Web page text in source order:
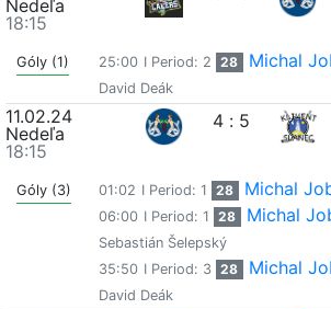
Nedeľa
18:15
Góly (1) 25:00 I Period: 2 28 Michal
David Deák
11.02.24
Nedeľa
18:15
4 : 5
Góly (3) 01:02 I Period: 1 28 Michal
06:00 I Period: 1 28 Michal
Sebastián Šelepský
35:50 I Period: 3 28 Michal
David Deák